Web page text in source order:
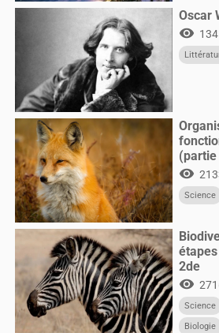
Oscar
visibility
(partie
visibility
Science
2de
visibility
Science
Biologie